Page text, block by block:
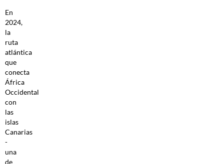
En
2024,
la
ruta
atlántica
que
conecta
África
Occidental
con
las
islas
Canarias
-
una
de